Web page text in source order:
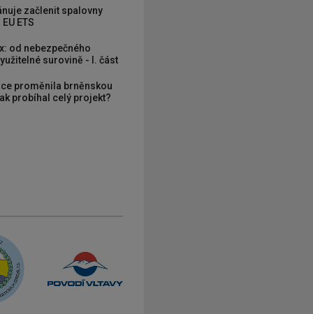
začlenit spalovny
ETS
od nebezpečného
surovině - I. část
proměnila brněnskou
probíhal celý projekt?